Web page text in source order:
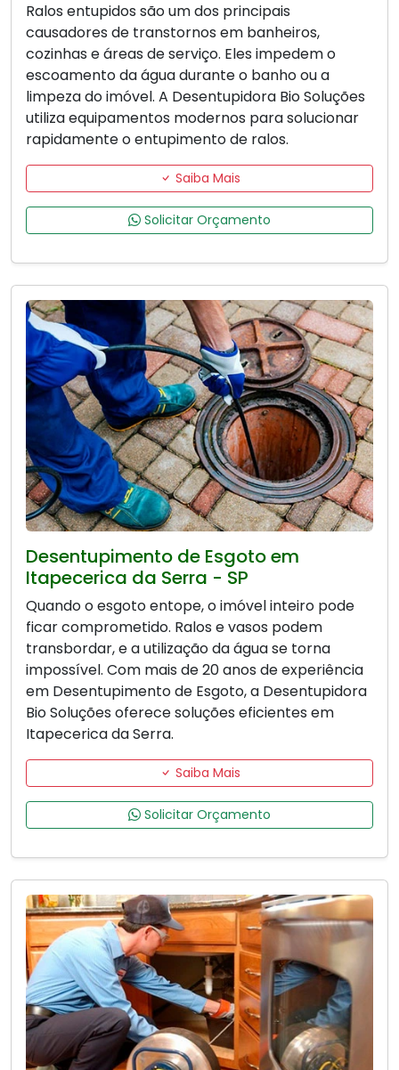
Ralos entupidos são um dos principais
causadores de transtornos em banheiros,
cozinhas e áreas de serviço. Eles impedem o
escoamento da água durante o banho ou a
limpeza do imóvel. A Desentupidora Bio Soluções
utiliza equipamentos modernos para solucionar
rapidamente o entupimento de ralos.
Saiba Mais
Solicitar Orçamento
Desentupimento de Esgoto em
Itapecerica da Serra - SP
Quando o esgoto entope, o imóvel inteiro pode
ficar comprometido. Ralos e vasos podem
transbordar, e a utilização da água se torna
impossível. Com mais de 20 anos de experiência
em Desentupimento de Esgoto, a Desentupidora
Bio Soluções oferece soluções eficientes em
Itapecerica da Serra.
Saiba Mais
Solicitar Orçamento